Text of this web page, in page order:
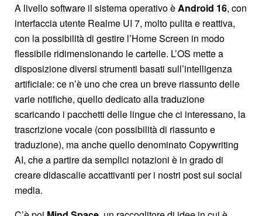
A livello software il sistema operativo èAndroid 16, con
interfaccia utente Realme UI 7, molto pulita e reattiva,
con la possibilità di gestire l’Home Screen in modo
flessibile ridimensionando le cartelle. L’OS mette a
disposizione diversi strumenti basati sull’intelligenza
artificiale: ce n’è uno che crea un breve riassunto delle
varie notifiche, quello dedicato alla traduzione
scaricando i pacchetti delle lingue che ci interessano, la
trascrizione vocale (con possibilità di riassunto e
traduzione), ma anche quello denominato Copywriting
AI, che a partire da semplici notazioni è in grado di
creare didascalie accattivanti per i nostri post sui social
media.